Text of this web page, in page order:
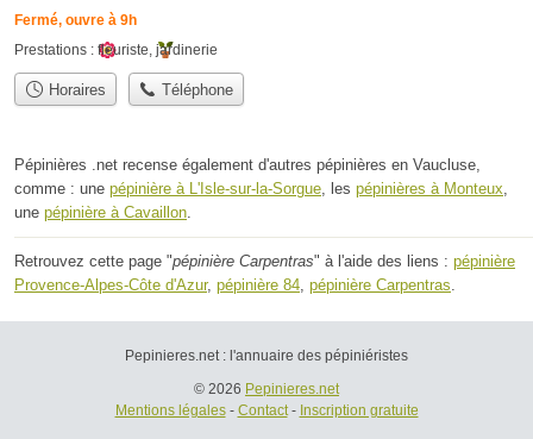
Fermé, ouvre à 9h
Prestations : fleuriste jardinerie
Horaires Téléphone
Pépinières .net recense également d'autres pépinières en Vaucluse,
comme : une pépinière à L'Isle-sur-la-Sorgue , les pépinières à Monteux
une pépinière à Cavaillon
Retrouvez cette page "pépinière Carpentras" à l'aide des liens : pépinière
Provence-Alpes-Côte d'Azur, pépinière 84 pépinière Carpentras
Pepinieres.net : l'annuaire des pépiniéristes
© 2026 Pepinieres.net
Mentions légales- Contact- Inscription gratuite